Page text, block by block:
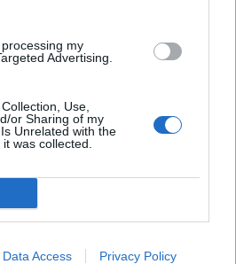
my
Advertising.
Use,
or Sharing of my
Unrelated with the
was collected.
Data Access Privacy Policy